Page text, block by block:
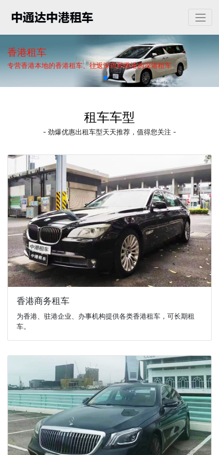
香港租车
专营香港本地的香港租车、往返深圳和香港的深港租车
租车车型
- 劲爆优惠出租车型天天推荐，值得您关注 -
香港商务租车
为香港、驻港企业、办事机构提供各类香港租车，可长期租
车。